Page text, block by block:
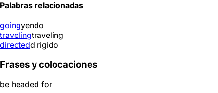
Palabras relacionadas
goingyendo
travelingtraveling
directeddirigido
Frases y colocaciones
be headed for